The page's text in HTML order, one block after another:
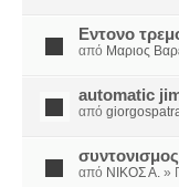
Εντονο
από Μαριος
automatic
από
από ΝΙΚΟΣ Α. »